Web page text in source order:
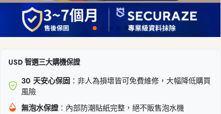
USD 智選三大購機保證
30 天安心保固 ：非人為損壞皆可免費維修，大幅降低購買
風險
無泡水保證：內部防潮貼紙完整，絕不販售泡水機